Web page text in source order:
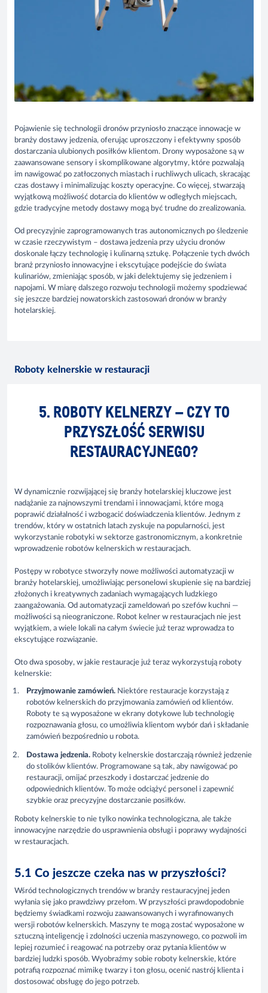
Pojawienie się technologii dronów przyniosło znaczące innowacje w
branży dostawy jedzenia, oferując uproszczony i efektywny sposób
dostarczania ulubionych posiłków klientom. Drony wyposażone są w
zaawansowane sensory i skomplikowane algorytmy, które pozwalają
im nawigować po zatłoczonych miastach i ruchliwych ulicach, skracając
czas dostawy i minimalizując koszty operacyjne. Co więcej, stwarzają
wyjątkową możliwość dotarcia do klientów w odległych miejscach,
gdzie tradycyjne metody dostawy mogą być trudne do zrealizowania.
Od precyzyjnie zaprogramowanych tras autonomicznych po śledzenie
w czasie rzeczywistym – dostawa jedzenia przy użyciu dronów
doskonale łączy technologię i kulinarną sztukę. Połączenie tych dwóch
branż przyniosło innowacyjne i ekscytujące podejście do świata
kulinariów, zmieniając sposób, w jaki delektujemy się jedzeniem i
napojami. W miarę dalszego rozwoju technologii możemy spodziewać
się jeszcze bardziej nowatorskich zastosowań dronów w branży
hotelarskiej.
Roboty kelnerskie w restauracji
5. ROBOTY KELNERZY – CZY TO
PRZYSZŁOŚĆ SERWISU
RESTAURACYJNEGO?
W dynamicznie rozwijającej się branży hotelarskiej kluczowe jest
nadążanie za najnowszymi trendami i innowacjami, które mogą
poprawić działalność i wzbogacić doświadczenia klientów. Jednym z
trendów, który w ostatnich latach zyskuje na popularności, jest
wykorzystanie robotyki w sektorze gastronomicznym, a konkretnie
wprowadzenie robotów kelnerskich w restauracjach.
Postępy w robotyce stworzyły nowe możliwości automatyzacji w
branży hotelarskiej, umożliwiając personelowi skupienie się na bardziej
złożonych i kreatywnych zadaniach wymagających ludzkiego
zaangażowania. Od automatyzacji zameldowań po szefów kuchni —
możliwości są nieograniczone. Robot kelner w restauracjach nie jest
wyjątkiem, a wiele lokali na całym świecie już teraz wprowadza to
ekscytujące rozwiązanie.
Oto dwa sposoby, w jakie restauracje już teraz wykorzystują roboty
kelnerskie:
Przyjmowanie zamówień. Niektóre restauracje korzystają z
robotów kelnerskich do przyjmowania zamówień od klientów.
Roboty te są wyposażone w ekrany dotykowe lub technologię
rozpoznawania głosu, co umożliwia klientom wybór dań i składanie
zamówień bezpośrednio u robota.
Dostawa jedzenia. Roboty kelnerskie dostarczają również jedzenie
do stolików klientów. Programowane są tak, aby nawigować po
restauracji, omijać przeszkody i dostarczać jedzenie do
odpowiednich klientów. To może odciążyć personel i zapewnić
szybkie oraz precyzyjne dostarczanie posiłków.
Roboty kelnerskie to nie tylko nowinka technologiczna, ale także
innowacyjne narzędzie do usprawnienia obsługi i poprawy wydajności
w restauracjach.
5.1 Co jeszcze czeka nas w przyszłości?
Wśród technologicznych trendów w branży restauracyjnej jeden
wyłania się jako prawdziwy przełom. W przyszłości prawdopodobnie
będziemy świadkami rozwoju zaawansowanych i wyrafinowanych
wersji robotów kelnerskich. Maszyny te mogą zostać wyposażone w
sztuczną inteligencję i zdolności uczenia maszynowego, co pozwoli im
lepiej rozumieć i reagować na potrzeby oraz pytania klientów w
bardziej ludzki sposób. Wyobraźmy sobie roboty kelnerskie, które
potrafią rozpoznać mimikę twarzy i ton głosu, ocenić nastrój klienta i
dostosować obsługę do jego potrzeb.